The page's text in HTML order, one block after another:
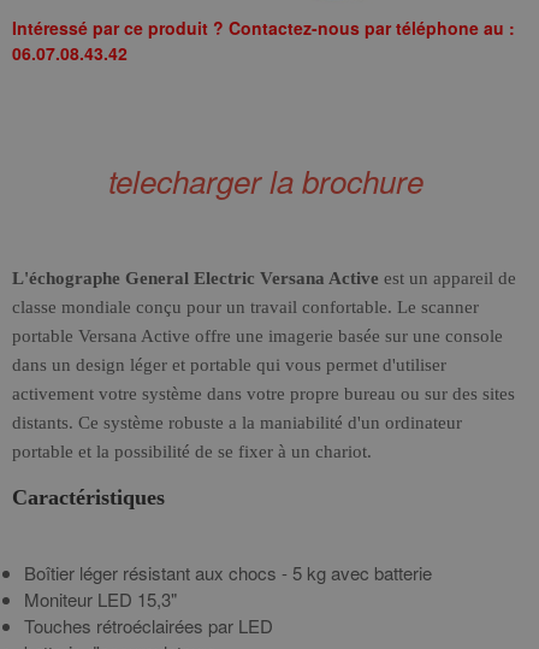
Intéressé par ce produit ? Contactez-nous par téléphone au :
06.07.08.43.42
telecharger la brochure
L'échographe General Electric Versana Active est un appareil de
classe mondiale conçu pour un travail confortable. Le scanner
portable Versana Active offre une imagerie basée sur une console
dans un design léger et portable qui vous permet d'utiliser
activement votre système dans votre propre bureau ou sur des sites
distants. Ce système robuste a la maniabilité d'un ordinateur
portable et la possibilité de se fixer à un chariot.
Caractéristiques
Boîtier léger résistant aux chocs - 5 kg avec batterie
Moniteur LED 15,3"
Touches rétroéclairées par LED